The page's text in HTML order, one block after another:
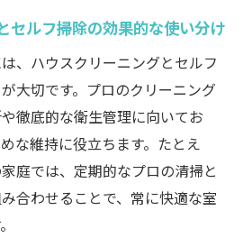
セルフ掃除の効果的な使い分け
、ハウスクリーニングとセルフ
大切です。プロのクリーニング
徹底的な衛生管理に向いてお
な維持に役立ちます。たとえ
庭では、定期的なプロの清掃と
合わせることで、常に快適な室